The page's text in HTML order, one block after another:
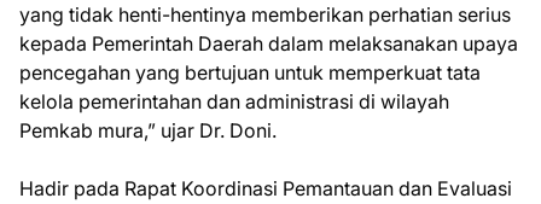
yang tidak henti-hentinya memberikan perhatian serius
kepada Pemerintah Daerah dalam melaksanakan upaya
pencegahan yang bertujuan untuk memperkuat tata
kelola pemerintahan dan administrasi di wilayah
Pemkab mura,” ujar Dr. Doni.
Hadir pada Rapat Koordinasi Pemantauan dan Evaluasi